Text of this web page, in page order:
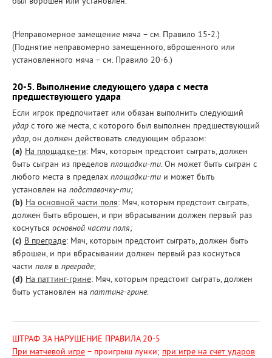
(Неправомерное замещение мяча – см. Правило 15-2.)
(Поднятие неправомерно замещенного, вброшенного или
установленного мяча – см. Правило 20-6.)
20-5. Выполнение следующего удара с места
предшествующего удара
Если игрок предпочитает или обязан выполнить следующий
удар с того же места, с которого был выполнен предшествующий
удар, он должен действовать следующим образом:
(a) На площадке-ти: Мяч, которым предстоит сыграть, должен
быть сыгран из пределов площадки-ти. Он может быть сыгран с
любого места в пределах площадки-ти и может быть
установлен на подставочку-ти;
(b) На основной части поля: Мяч, которым предстоит сыграть,
должен быть вброшен, и при вбрасывании должен первый раз
коснуться основной части поля;
(c) В преграде: Мяч, которым предстоит сыграть, должен быть
вброшен, и при вбрасывании должен первый раз коснуться
части поля в преграде;
(d) На паттинг-грине: Мяч, которым предстоит сыграть, должен
быть установлен на паттинг-грине.
ШТРАФ ЗА НАРУШЕНИЕ ПРАВИЛА 20-5
При матчевой игре – проигрыш лунки; при игре на счет ударов